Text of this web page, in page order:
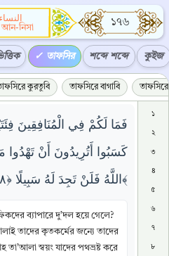
النساء
নিসা
১৭৬
তাফসির শব্দে শব্দে কুইজ
কুরতুবি তাফসিরে বাগাবি তাফসিরে
فَمَا لَكُمْ فِي الْمُنَافِقِينَ
كَسَبُوا أَتُرِيدُونَ أَنْ
اللَّهُ فَلَنْ تَجِدَ لَهُ سَبِيلًا ﴿٨٨﴾
ব্যাপারে দু’দল হয়ে গেলে?
তাদের কৃতকর্মের জন্যে তাদের
স্বয়ং যাদের পথভ্রষ্ট করে
১
২
৩
৪
৫
৬
৭
৮